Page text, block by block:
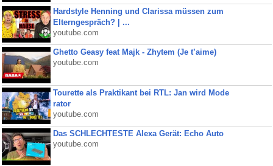
Hardstyle Henning und Clarissa müssen zum
Elterngespräch? | ...
youtube.com
Ghetto Geasy feat Majk - Zhytem (Je t’aime)
youtube.com
Tourette als Praktikant bei RTL: Jan wird Mode
rator
youtube.com
Das SCHLECHTESTE Alexa Gerät: Echo Auto
youtube.com